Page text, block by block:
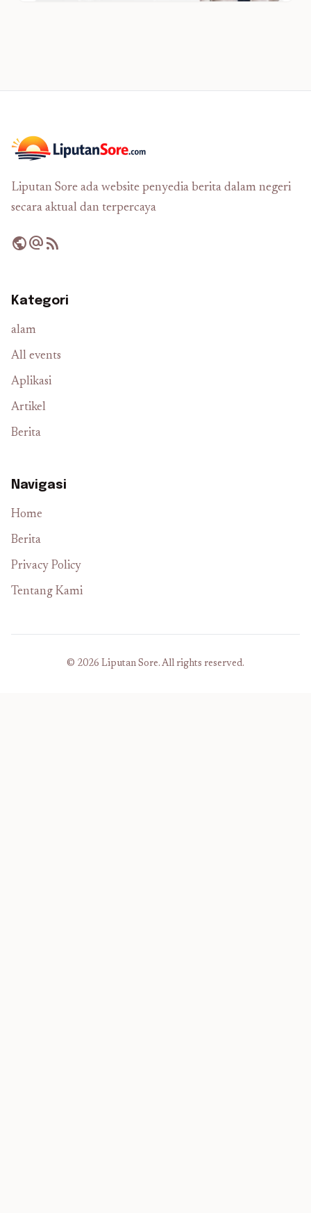
Liputan Sore ada website penyedia berita dalam negeri
secara aktual dan terpercaya
publicalternate_emailrss_feed
Kategori
alam
All events
Aplikasi
Artikel
Berita
Navigasi
Home
Berita
Privacy Policy
Tentang Kami
© 2026 Liputan Sore. All rights reserved.